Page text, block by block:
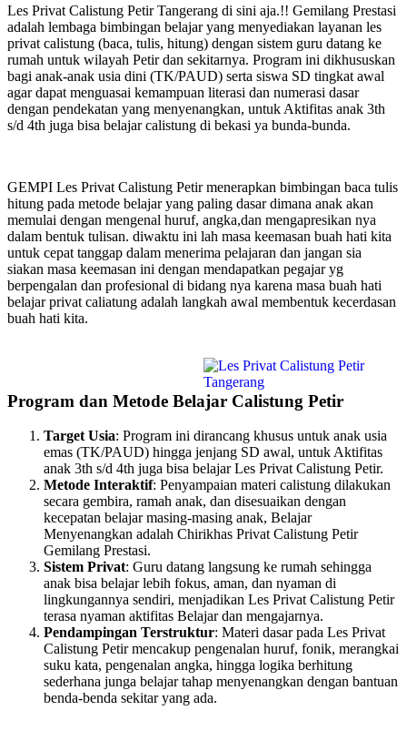
Les Privat Calistung Petir Tangerang di sini aja.!! Gemilang Prestasi
adalah lembaga bimbingan belajar yang menyediakan layanan les
privat calistung (baca, tulis, hitung) dengan sistem guru datang ke
rumah untuk wilayah Petir dan sekitarnya. Program ini dikhususkan
bagi anak-anak usia dini (TK/PAUD) serta siswa SD tingkat awal
agar dapat menguasai kemampuan literasi dan numerasi dasar
dengan pendekatan yang menyenangkan, untuk Aktifitas anak 3th
s/d 4th juga bisa belajar calistung di bekasi ya bunda-bunda.
GEMPI Les Privat Calistung Petir menerapkan bimbingan baca tulis
hitung pada metode belajar yang paling dasar dimana anak akan
memulai dengan mengenal huruf, angka,dan mengapresikan nya
dalam bentuk tulisan. diwaktu ini lah masa keemasan buah hati kita
untuk cepat tanggap dalam menerima pelajaran dan jangan sia
siakan masa keemasan ini dengan mendapatkan pegajar yg
berpengalan dan profesional di bidang nya karena masa buah hati
belajar privat caliatung adalah langkah awal membentuk kecerdasan
buah hati kita.
Program dan Metode Belajar Calistung Petir
Target Usia: Program ini dirancang khusus untuk anak usia
emas (TK/PAUD) hingga jenjang SD awal, untuk Aktifitas
anak 3th s/d 4th juga bisa belajar Les Privat Calistung Petir.
Metode Interaktif: Penyampaian materi calistung dilakukan
secara gembira, ramah anak, dan disesuaikan dengan
kecepatan belajar masing-masing anak, Belajar
Menyenangkan adalah Chirikhas Privat Calistung Petir
Gemilang Prestasi.
Sistem Privat: Guru datang langsung ke rumah sehingga
anak bisa belajar lebih fokus, aman, dan nyaman di
lingkungannya sendiri, menjadikan Les Privat Calistung Petir
terasa nyaman aktifitas Belajar dan mengajarnya.
Pendampingan Terstruktur: Materi dasar pada Les Privat
Calistung Petir mencakup pengenalan huruf, fonik, merangkai
suku kata, pengenalan angka, hingga logika berhitung
sederhana junga belajar tahap menyenangkan dengan bantuan
benda-benda sekitar yang ada.